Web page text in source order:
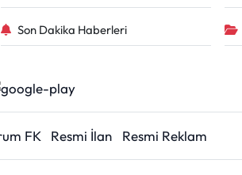
Son Dakika Haberleri
FK Resmi İlan Resmi Reklam